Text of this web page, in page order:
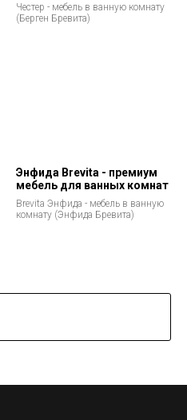
Честер - мебель в ванную комнату
(Берген Бревита)
Энфида Brevita - премиум
мебель для ванных комнат
Brevita Энфида - мебель в ванную
комнату (Энфида Бревита)